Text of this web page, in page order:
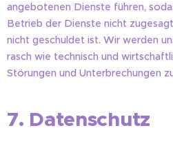
angebotenen Dienste führen,
Betrieb der Dienste nicht
nicht geschuldet ist. Wir werden
rasch wie technisch und
Störungen und Unterbrechungen
7. Datenschutz